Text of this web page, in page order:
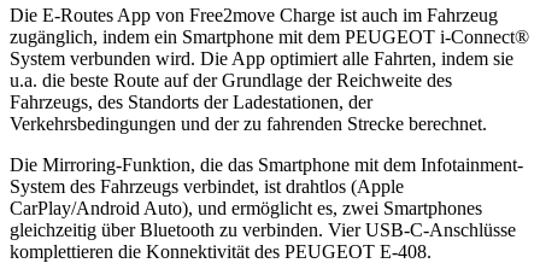
Die E-Routes App von Free2move Charge ist auch im Fahrzeug
zugänglich, indem ein Smartphone mit dem PEUGEOT i-Connect®
System verbunden wird. Die App optimiert alle Fahrten, indem sie
u.a. die beste Route auf der Grundlage der Reichweite des
Fahrzeugs, des Standorts der Ladestationen, der
Verkehrsbedingungen und der zu fahrenden Strecke berechnet.
Die Mirroring-Funktion, die das Smartphone mit dem Infotainment-
System des Fahrzeugs verbindet, ist drahtlos (Apple
CarPlay/Android Auto), und ermöglicht es, zwei Smartphones
gleichzeitig über Bluetooth zu verbinden. Vier USB-C-Anschlüsse
komplettieren die Konnektivität des PEUGEOT E-408.